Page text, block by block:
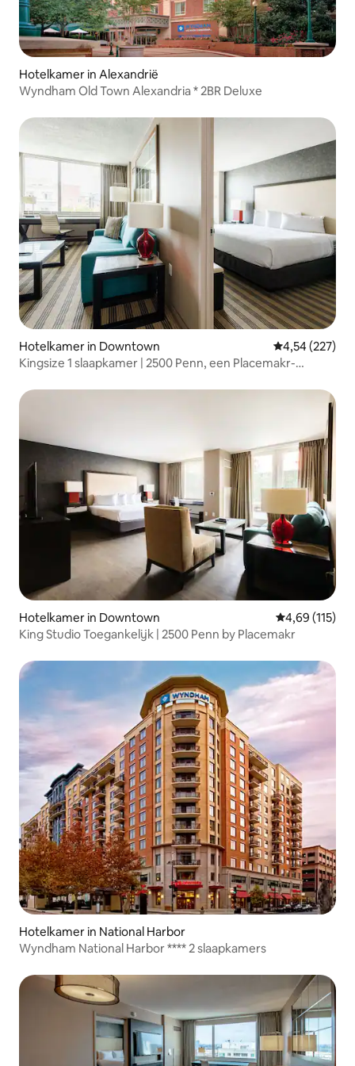
Hotelkamer in Alexandrië
Wyndham Old Town Alexandria * 2BR Deluxe
Hotelkamer in Downtown Gemiddelde
4,54 (227)
Kingsize 1 slaapkamer | 2500 Penn, een Placemakr-
Hotelkamer in Downtown Gemiddelde
4,69 (115)
King Studio Toegankelijk | 2500 Penn by Placemakr
Hotelkamer in National Harbor
Wyndham National Harbor **** 2 slaapkamers